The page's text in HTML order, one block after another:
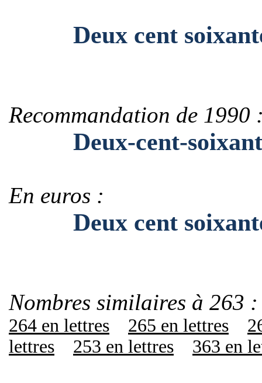
Deux cent
Recommandation de 1990
Deux-cent-
En euros :
Deux cent
Nombres similaires à 263 :
264 en lettres 265 en lettres
lettres
253 en lettres 363 en